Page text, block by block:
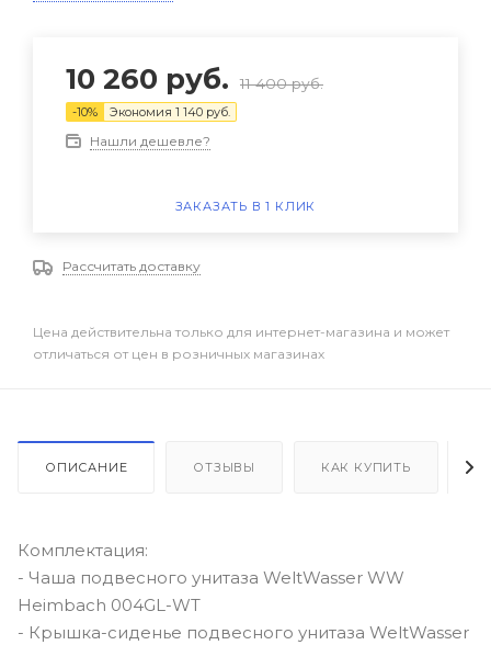
10 260 руб. 11 400руб.
-10% Экономия 1 140 руб.
Нашли дешевле?
ЗАКАЗАТЬ В 1 КЛИК
Рассчитать доставку
Цена действительна только для интернет-магазина и может
отличаться от цен в розничных магазинах
ОПИСАНИЕ ОТЗЫВЫ КАК КУПИТЬ
Комплектация:
- Чаша подвесного унитаза WeltWasser WW
Heimbach 004GL-WT
- Крышка-сиденье подвесного унитаза WeltWasser